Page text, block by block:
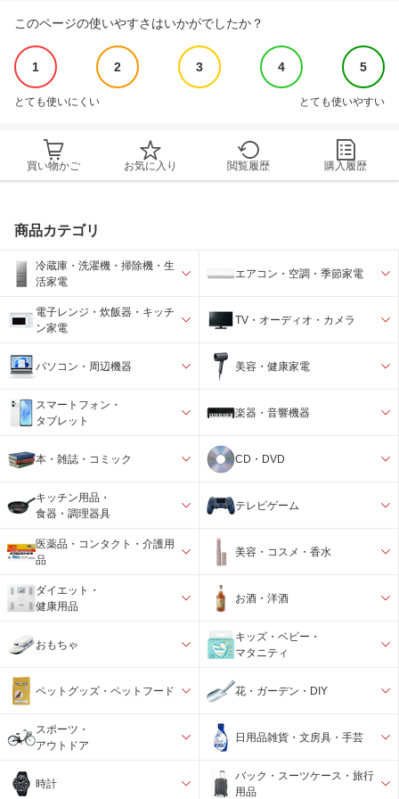
このページの使いやすさはいかがでしたか？
1 2 3 4 5
とても使いにくい とても使いやすい
買い物かご お気に入り 閲覧履歴 購入履歴
商品カテゴリ
冷蔵庫・洗濯機・掃除機・生
活家電
エアコン・空調・季節家電
電子レンジ・炊飯器・キッチ
ン家電
TV・オーディオ・カメラ
パソコン・周辺機器 美容・健康家電
スマートフォン・
タブレット
楽器・音響機器
本・雑誌・コミック CD・DVD
キッチン用品・
食器・調理器具
テレビゲーム
医薬品・コンタクト・介護用
品
美容・コスメ・香水
ダイエット・
健康用品
お酒・洋酒
おもちゃ
キッズ・ベビー・
マタニティ
ペットグッズ・ペットフード 花・ガーデン・DIY
スポーツ・
アウトドア
日用品雑貨・文房具・手芸
時計
バック・スーツケース・旅行
用品